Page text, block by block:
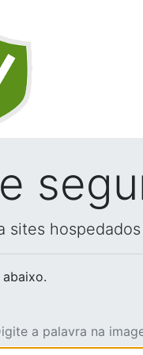
sites
a palavra na